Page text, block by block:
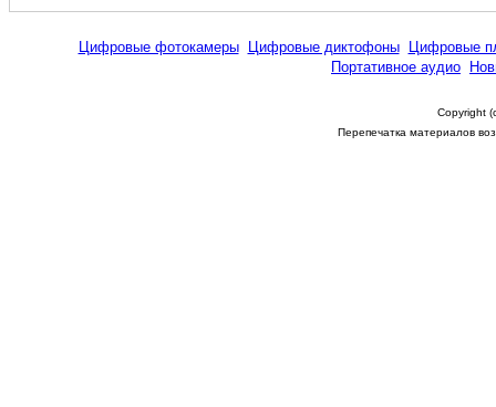
Цифровые фотокамеры Цифровые диктофоны
Цифровые
Портативное аудио
Copyright
Перепечатка материалов